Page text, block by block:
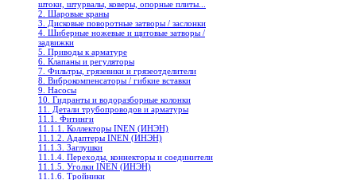
штоки, штурвалы, коверы, опорные плиты...
2. Шаровые краны
3. Дисковые поворотные затворы / заслонки
4. Шиберные ножевые и щитовые затворы /
задвижки
5. Приводы к арматуре
6. Клапаны и регуляторы
7. Фильтры, грязевики и грязеотделители
8. Виброкомпенсаторы / гибкие вставки
9. Насосы
10. Гидранты и водоразборные колонки
11. Детали трубопроводов и арматуры
11.1. Фитинги
11.1.1. Коллекторы INEN (ИНЭН)
11.1.2. Адаптеры INEN (ИНЭН)
11.1.3. Заглушки
11.1.4. Переходы, коннекторы и соединители
11.1.5. Уголки INEN (ИНЭН)
11.1.6. Тройники